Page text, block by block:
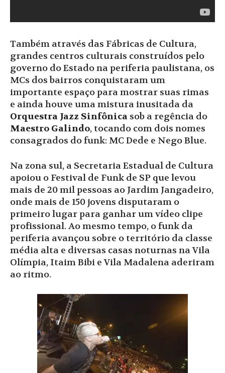
Também através das Fábricas de Cultura,
grandes centros culturais construídos pelo
governo do Estado na periferia paulistana, os
MCs dos bairros conquistaram um
importante espaço para mostrar suas rimas
e ainda houve uma mistura inusitada da
Orquestra Jazz Sinfônica sob a regência do
Maestro Galindo, tocando com dois nomes
consagrados do funk: MC Dede e Nego Blue.
Na zona sul, a Secretaria Estadual de Cultura
apoiou o Festival de Funk de SP que levou
mais de 20 mil pessoas ao Jardim Jangadeiro,
onde mais de 150 jovens disputaram o
primeiro lugar para ganhar um vídeo clipe
profissional. Ao mesmo tempo, o funk da
periferia avançou sobre o território da classe
média alta e diversas casas noturnas na Vila
Olímpia, Itaim Bibi e Vila Madalena aderiram
ao ritmo.